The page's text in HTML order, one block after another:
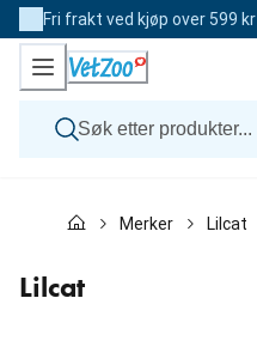
Skip
to
Content
Fri frakt ved kjøp over 599 kr
Katt
Andre dyr
Merker
Merker Lilcat
Lilcat